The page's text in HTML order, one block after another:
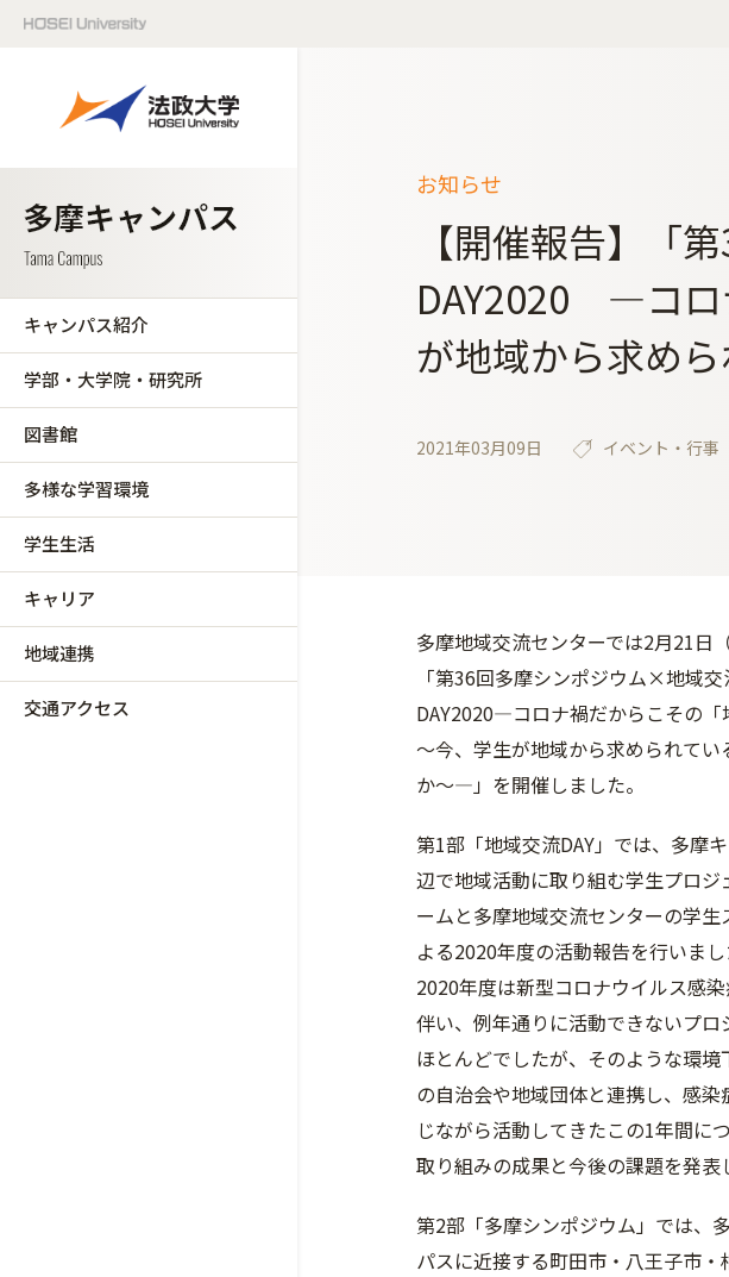
キャンパス紹介
学部・大学院・研究所
図書館
多様な学習環境
学生生活
キャリア
地域連携
交通アクセス
お知らせ
【開催報告】「
DAY2020 ―コロ
が地域から求め
2021年03月09日 イベント・行事
多摩地域交流センターでは2月21日
「第36回多摩シンポジウム×地域交
DAY2020―コロナ禍だからこその「
～今、学生が地域から求められてい
か～―」を開催しました。
第1部「地域交流DAY」では、多摩
辺で地域活動に取り組む学生プロジ
ームと多摩地域交流センターの学生
よる2020年度の活動報告を行いまし
2020年度は新型コロナウイルス感
伴い、例年通りに活動できないプロ
ほとんどでしたが、そのような環境
の自治会や地域団体と連携し、感染
じながら活動してきたこの1年間に
取り組みの成果と今後の課題を発表
第2部「多摩シンポジウム」では、
パスに近接する町田市・八王子市・